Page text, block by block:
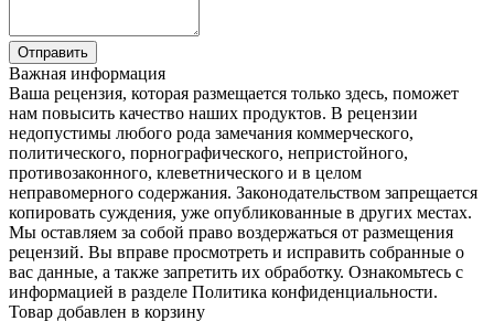
Отправить
Важная информация
Ваша рецензия, которая размещается только здесь, поможет
нам повысить качество наших продуктов. В рецензии
недопустимы любого рода замечания коммерческого,
политического, порнографического, непристойного,
противозаконного, клеветнического и в целом
неправомерного содержания. Законодательством запрещается
копировать суждения, уже опубликованные в других местах.
Мы оставляем за собой право воздержаться от размещения
рецензий. Вы вправе просмотреть и исправить собранные о
вас данные, а также запретить их обработку. Ознакомьтесь с
информацией в разделе Политика конфиденциальности.
Товар добавлен в корзину